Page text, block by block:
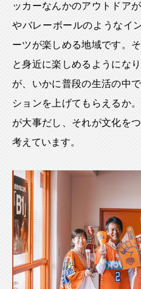
ッカーなんかのアウトドア
やバレーボールのようなイ
ーツが楽しめる地域です。
と身近に楽しめるようにな
が、いかに普段の生活の中
ションを上げてもらえるか
が大事だし、それが文化を
考えています。